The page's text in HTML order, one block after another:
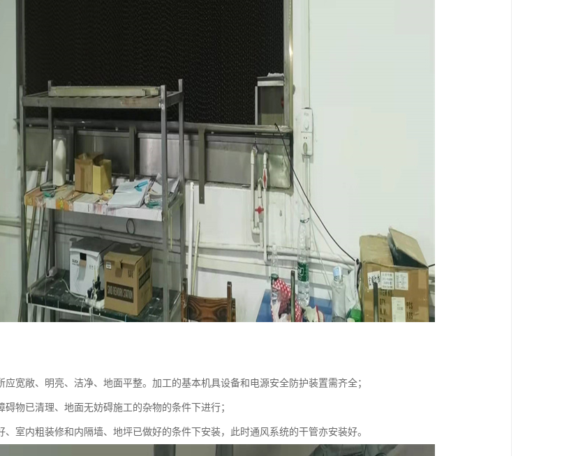
应宽敞、明亮、洁净、地面平整。加工的基本机具设备和电源安全防护装置需齐全；
物已清理、地面无妨碍施工的杂物的条件下进行；
、室内粗装修和内隔墙、地坪已做好的条件下安装，此时通风系统的干管亦安装好。